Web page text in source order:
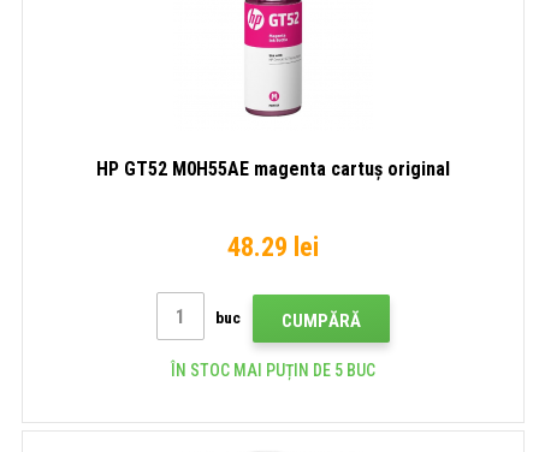
HP GT52 M0H55AE magenta cartuș original
48.29 lei
buc CUMPĂRĂ
ÎN STOC MAI PUȚIN DE 5 BUC